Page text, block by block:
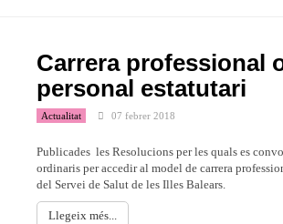
Carrera professional
personal estatutari
Actualitat 07 febrer 2018
Publicades les Resolucions per les quals es
ordinaris per accedir al model de carrera
del Servei de Salut de les Illes Balears.
Llegeix més...